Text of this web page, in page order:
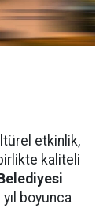
etkinlik,
kaliteli
boyunca